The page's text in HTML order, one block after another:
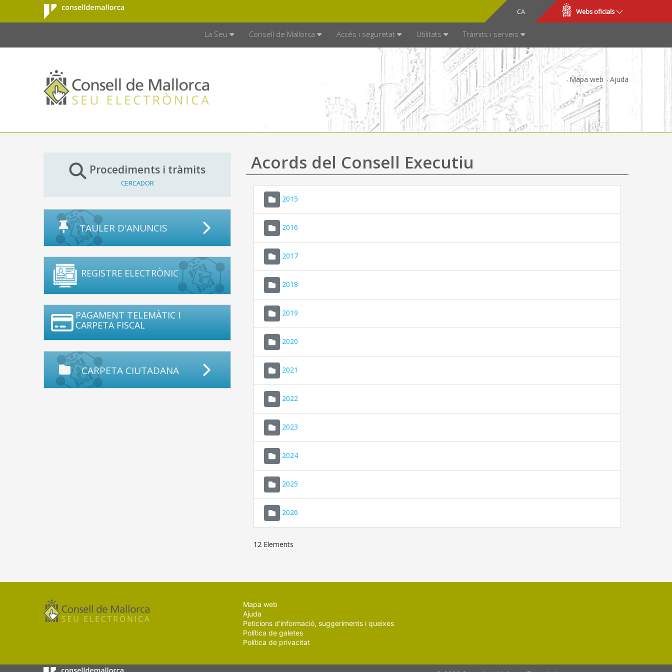
Salta al contingut principal
Consell de
Mallorca
CA
ES Webs oficials
La Seu Consell de Mallorca Accés i seguretat Utilitats Tràmits i serveis
Mapa web Ajuda
Procediments i tràmits
CERCADOR
TAULER D'ANUNCIS
REGISTRE ELECTRÒNIC
PAGAMENT TELEMÀTIC I
CARPETA FISCAL
CARPETA CIUTADANA
Acords del Consell Executiu
2015
2016
2017
2018
2019
2020
2021
2022
2023
2024
2025
2026
12 Elements
Mapa web
Ajuda
Peticions d'informació, suggeriments i queixes
Política de galetes
Política de privacitat